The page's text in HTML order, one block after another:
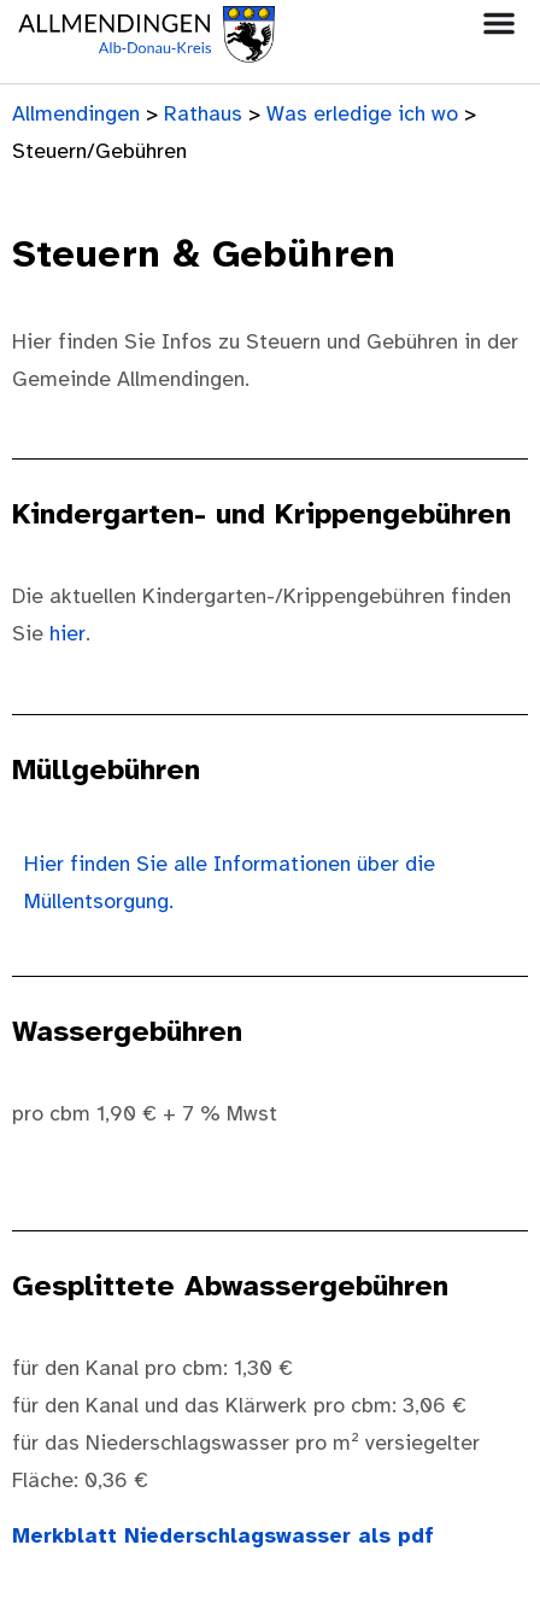
Allmendingen > Rathaus > Was erledige ich wo >
Steuern/Gebühren
Steuern & Gebühren
Hier finden Sie Infos zu Steuern und Gebühren in der
Gemeinde Allmendingen.
Kindergarten- und Krippengebühren
Die aktuellen Kindergarten-/Krippengebühren finden
Sie hier.
Müllgebühren
Hier finden Sie alle Informationen über die
Müllentsorgung.
Wassergebühren
pro cbm 1,90 € + 7 % Mwst
Gesplittete Abwassergebühren
für den Kanal pro cbm: 1,30 €
für den Kanal und das Klärwerk pro cbm: 3,06 €
für das Niederschlagswasser pro m² versiegelter
Fläche: 0,36 €
Merkblatt Niederschlagswasser als pdf